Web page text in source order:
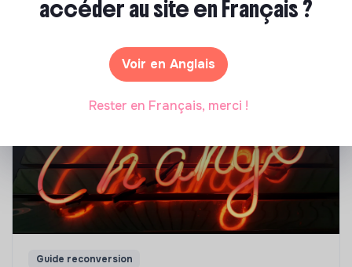
de changer de profession pour trouver plus de sens
dans ta vie professionnelle ? Découvre les ressources
pour t'aider à réflechir à un projet de reconversion et
Guide reconversion
accéder au site en Français ?
Voir en Anglais
Rester en Français, merci !